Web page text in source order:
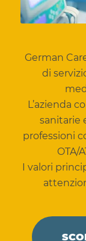
German
di
L’azienda
sanitarie
professioni
OTA/
I valori